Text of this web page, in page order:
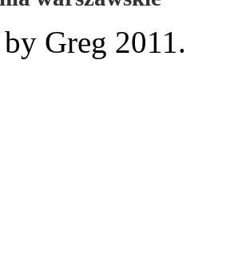
Greg 2011.